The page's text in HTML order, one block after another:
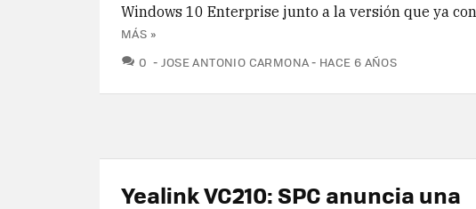
Windows 10 Enterprise junto a la versión que ya
MÁS »
0 COMENTARIOS
JOSE ANTONIO CARMONA HACE 6 AÑOS
Yealink VC210: SPC anuncia una